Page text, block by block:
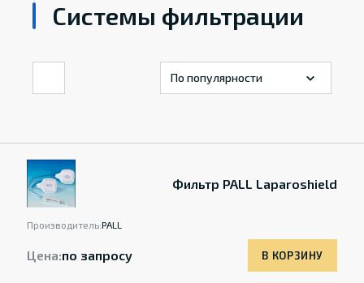
Системы фильтрации
Фильтр PALL Laparoshield
Производитель:PALL
Цена:по запросу В КОРЗИНУ